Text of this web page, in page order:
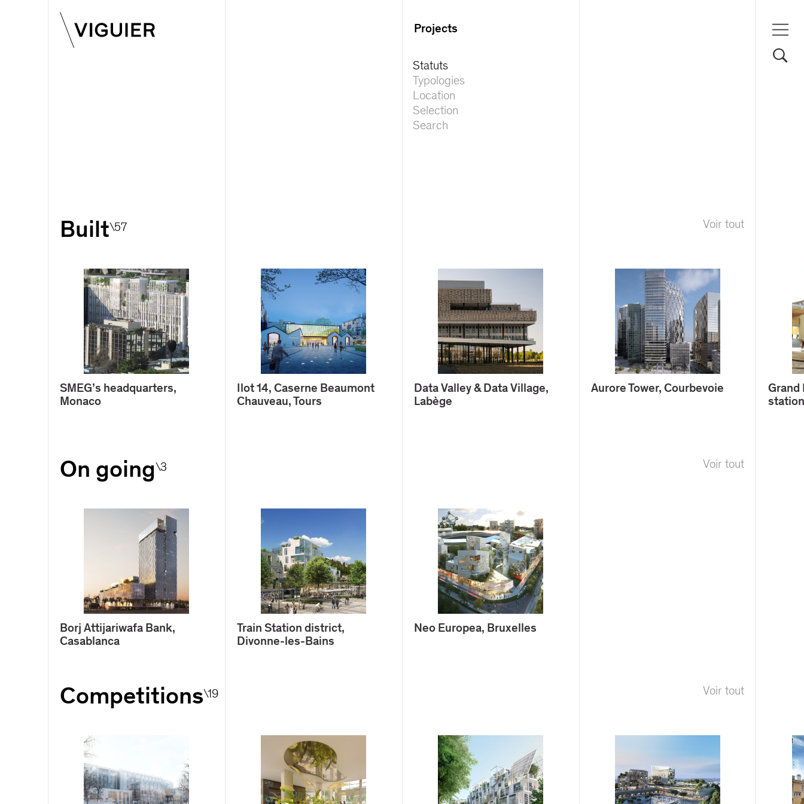
Projects
Statuts
Typologies
Location
Selection
Search
Built\57 Voir tout
SMEG’s headquarters,
Monaco
Ilot 14, Caserne Beaumont
Chauveau, Tours
Data Valley & Data Village,
Labège
Aurore Tower, Courbevoie
Grand
On going \3 Voir tout
Borj Attijariwafa Bank,
Casablanca
Train Station district,
Divonne-les-Bains
Neo Europea, Bruxelles
Competitions\19 Voir tout